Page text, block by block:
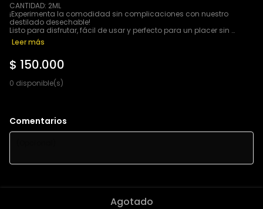
CANTIDAD: 2ML
¡Experimenta la comodidad sin complicaciones con nuestro
destilado desechable!
Listo para disfrutar, fácil de usar y perfecto para un placer sin
preocupaciones en cualquier momento y lugar.
Leer más
$ 150.000
0 disponible(s)
Comentarios
Agotado